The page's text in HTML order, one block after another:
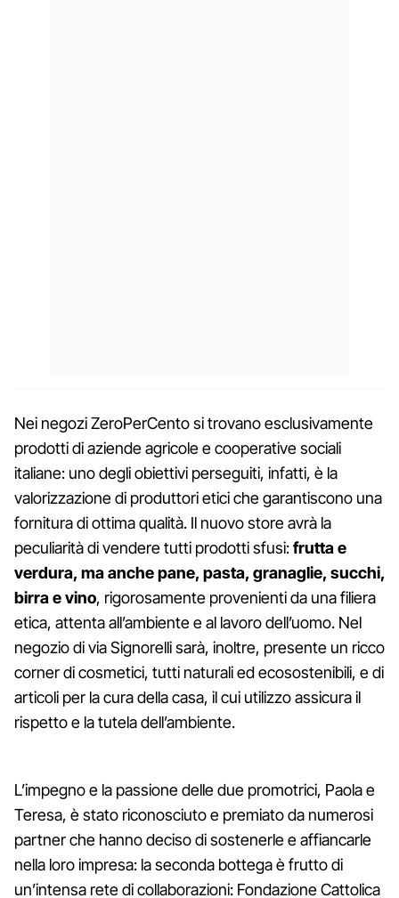
Nei negozi ZeroPerCento si trovano esclusivamente
prodotti di aziende agricole e cooperative sociali
italiane: uno degli obiettivi perseguiti, infatti, è la
valorizzazione di produttori etici che garantiscono una
fornitura di ottima qualità. Il nuovo store avrà la
peculiarità di vendere tutti prodotti sfusi:frutta e
verdura, ma anche pane, pasta, granaglie, succhi,
birra e vino, rigorosamente provenienti da una filiera
etica, attenta all’ambiente e al lavoro dell’uomo. Nel
negozio di via Signorelli sarà, inoltre, presente un ricco
corner di cosmetici, tutti naturali ed ecosostenibili, e di
articoli per la cura della casa, il cui utilizzo assicura il
rispetto e la tutela dell’ambiente.
L’impegno e la passione delle due promotrici, Paola e
Teresa, è stato riconosciuto e premiato da numerosi
partner che hanno deciso di sostenerle e affiancarle
nella loro impresa: la seconda bottega è frutto di
un’intensa rete di collaborazioni: Fondazione Cattolica